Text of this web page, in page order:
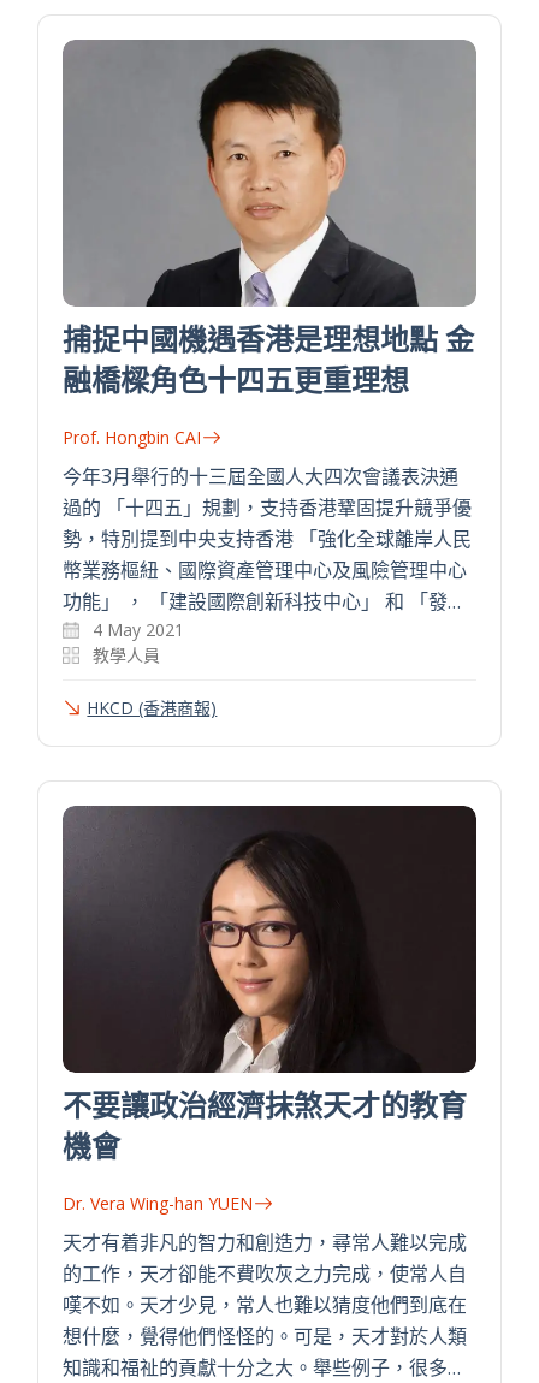
捕捉中國機遇香港是理想地點 金
融橋樑角色十四五更重理想
Prof. Hongbin CAI
今年3月舉行的十三屆全國人大四次會議表決通
過的 「十四五」規劃，支持香港鞏固提升競爭優
勢，特別提到中央支持香港 「強化全球離岸人民
幣業務樞紐、國際資產管理中心及風險管理中心
功能」 ， 「建設國際創新科技中心」 和 「發…
4 May 2021
教學人員
HKCD (香港商報)
不要讓政治經濟抹煞天才的教育
機會
Dr. Vera Wing-han YUEN
天才有着非凡的智力和創造力，尋常人難以完成
的工作，天才卻能不費吹灰之力完成，使常人自
嘆不如。天才少見，常人也難以猜度他們到底在
想什麼，覺得他們怪怪的。可是，天才對於人類
知識和福祉的貢獻十分之大。舉些例子，很多…